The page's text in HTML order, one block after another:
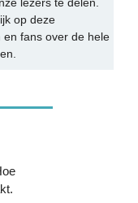
op deze
fans over de hele